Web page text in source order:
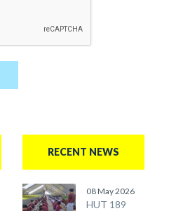
RECENT NEWS
08 May 2026
HUT 189